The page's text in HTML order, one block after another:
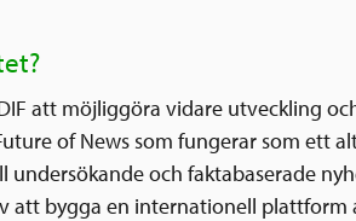
att möjliggöra vidare utveckling
of News som fungerar som ett
undersökande och faktabaserade
att bygga en internationell plattform